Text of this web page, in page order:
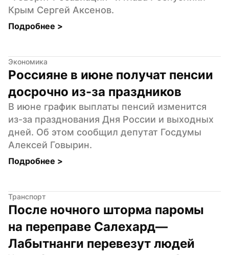
Крым Сергей Аксенов.
Подробнее >
Экономика
Россияне в июне получат пенсии
досрочно из-за праздников
В июне график выплаты пенсий изменится
из-за празднования Дня России и выходных
дней. Об этом сообщил депутат Госдумы
Алексей Говырин.
Подробнее >
Транспорт
После ночного шторма паромы
на переправе Салехард—
Лабытнанги перевезут людей